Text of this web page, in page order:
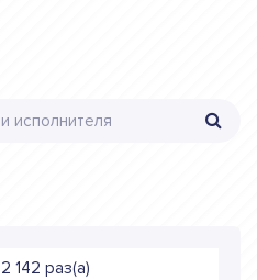
2 142 раз(а)